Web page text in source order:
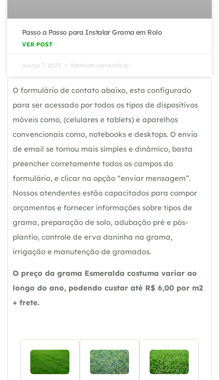
Passo a Passo para Instalar Grama em Rolo
VER POST
março 7, 2025 Nenhum comentário
O formulário de contato abaixo, esta configurado
para ser acessado por todos os tipos de dispositivos
móveis como, (celulares e tablets) e aparelhos
convencionais como, notebooks e desktops. O envio
de email se tornou mais simples e dinâmico, basta
preencher corretamente todos os campos do
formulário, e clicar na opção “enviar mensagem”.
Nossos atendentes estão capacitados para compor
orçamentos e fornecer informações sobre tipos de
grama, preparação de solo, adubação pré e pós-
plantio, controle de erva daninha na grama,
irrigação e manutenção de gramados.
O preço da grama Esmeralda costuma variar ao
longo do ano, podendo custar até R$ 6,00 por m2
+ frete.